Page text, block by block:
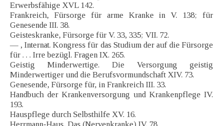
Erwerbsfähige XVL 142.
Frankreich, Fürsorge für arme Kranke in V. 138; für
Genesende III. 38.
Geisteskranke, Fürsorge für V. 33, 335; VII. 72.
— , Internat. Kongress für das Studium der auf die Fürsorge
für . . . Irre bezügl. Fragen IX. 265.
Geistig Minderwertige. Die Versorgung geistig
Minderwertiger und die Berufsvormundschaft XIV. 73.
Genesende, Fürsorge für, in Frankreich III. 33.
Handbuch der Krankenversorgung und Krankenpflege IV.
193.
Hauspflege durch Selbsthilfe XV. 16.